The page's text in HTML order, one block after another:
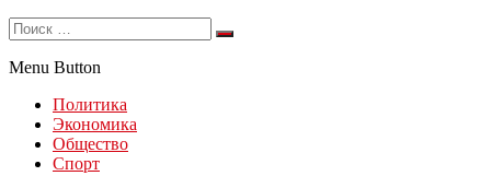
Menu Button
Политика
Экономика
Общество
Спорт